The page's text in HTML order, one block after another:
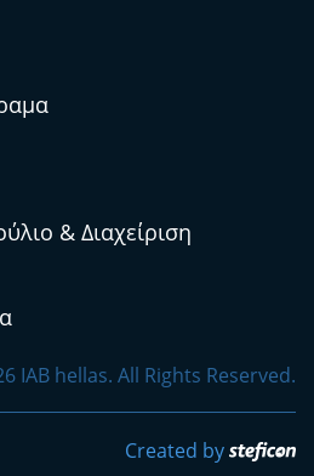
& Διαχείριση
ΙΑΒ hellas. All Rights Reserved.
Created by